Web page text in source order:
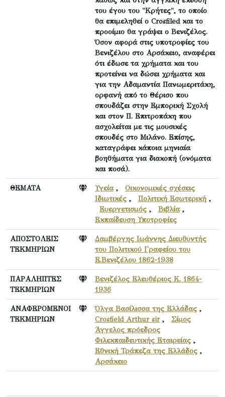
του έγου του "Κρήτες", το οποίο
θα επιμεληθεί ο Crosfiled και το
προοίμιο θα γράψει ο Βενιζέλος.
Όσον αφορά στις υποτροφίες του
Βενιζέλου στο Αρσάκειο, αναφέρει
ότι έδωσε τα χρήματα και του
προτείνει να δώσει χρήματα και
για την Αδαμαντία Πανωμεριτάκη,
ορφανή από το Θέρισο που
σπουδάζει στην Εμπορική Σχολή
και στον Π. Επιτροπάκη που
ασχολείται με τις μουσικές
σπουδές στο Μιλάνο. Επίσης,
καταγράφει κάποια μηνιαία
βοηθήματα για διακοπή (ονόματα
και ποσά).
ΘΕΜΑΤΑ Υγεία, Οικονομικές σχέσεις
Ιδιωτικές , Πολιτική Εσωτερική ,
Ευεργετισμός , Βιβλία,
Εκπαίδευση Υποτροφίες
ΑΠΟΣΤΟΛΕΙΣ
ΤΕΚΜΗΡΙΩΝ
Δαμβέργης Ιωάννης Διευθυντής
του Πολιτικού Γραφείου του
Ε.Βενιζέλου 1862-1938
ΠΑΡΑΛΗΠΤΕΣ
ΤΕΚΜΗΡΙΩΝ
Βενιζέλος Ελευθέριος Κ. 1864-
1936
ΑΝΑΦΕΡΟΜΕΝΟΙ
ΤΕΚΜΗΡΙΩΝ
Όλγα Βασίλισσα της Ελλάδας ,
Crosfield Arthur sir, Σίμος
Άγγελος πρόεδρος
Φιλεκπαιδευτικής Εταιρείας ,
Εθνική Τράπεζα της Ελλάδος ,
Αρσάκειο